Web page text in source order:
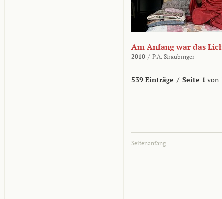
Am Anfang war das
2010 / P.A. Straubinger
539 Einträge / Seite 1 von
Seitenanfang